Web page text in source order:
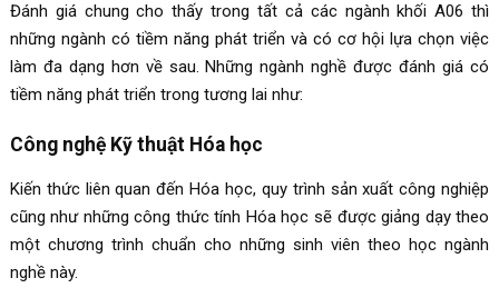
Đánh giá chung cho thấy trong tất cả các ngành khối A06 thì
những ngành có tiềm năng phát triển và có cơ hội lựa chọn việc
làm đa dạng hơn về sau. Những ngành nghề được đánh giá có
tiềm năng phát triển trong tương lai như:
Công nghệ Kỹ thuật Hóa học
Kiến thức liên quan đến Hóa học, quy trình sản xuất công nghiệp
cũng như những công thức tính Hóa học sẽ được giảng dạy theo
một chương trình chuẩn cho những sinh viên theo học ngành
nghề này.